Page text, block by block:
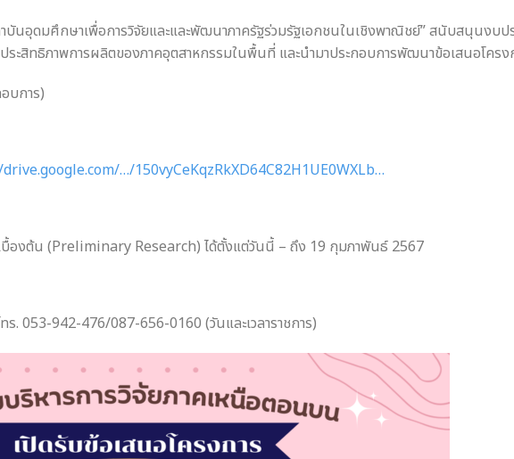
บันอุดมศึกษาเพื่อการวิจัยและและพัฒนาภาครัฐร่วมรัฐเอกชนในเชิงพาณิชย์” สนับสนุนงบ
สิทธิภาพการผลิตของภาคอุตสาหกรรมในพื้นที่ และนำมาประกอบการพัฒนาข้อเสนอโครง
บการ)
…/150vyCeKqzRkXD64C82H1UE0WXLb…
องต้น (Preliminary Research) ได้ตั้งแต่วันนี้ – ถึง 19 กุมภาพันธ์ 2567
ร. 053-942-476/087-656-0160 (วันและเวลาราชการ)